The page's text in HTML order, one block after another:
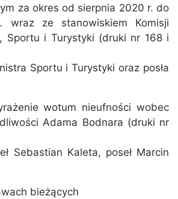
za okres od sierpnia 2020 r. do
wraz ze stanowiskiem Komisji
Sportu i Turystyki (druki nr 168 i
Sportu i Turystyki oraz posła
wotum nieufności wobec
Adama Bodnara (druki nr
Sebastian Kaleta, poseł Marcin
bieżących